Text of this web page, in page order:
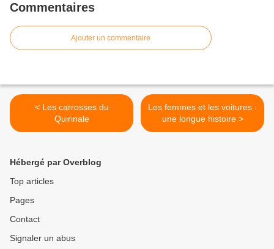
Commentaires
Ajouter un commentaire
< Les carrosses du
Quirinale
Les femmes et les voitures :
une longue histoire >
Hébergé par Overblog
Top articles
Pages
Contact
Signaler un abus